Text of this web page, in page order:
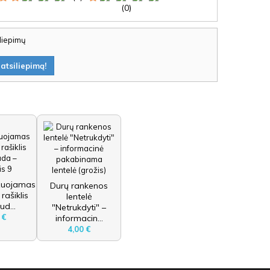
(0)
€
Durų rankenos
lentelė
"Netrukdyti" –
informacin...
4,00 €